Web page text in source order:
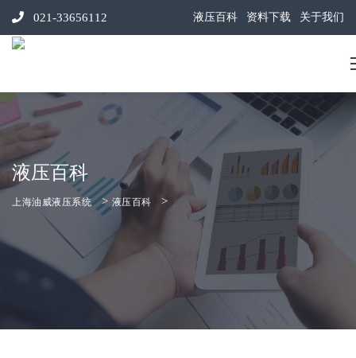
021-33656112 液压百科 资料下载 关于我们
液压百科
上海油威液压系统 > 液压百科 >